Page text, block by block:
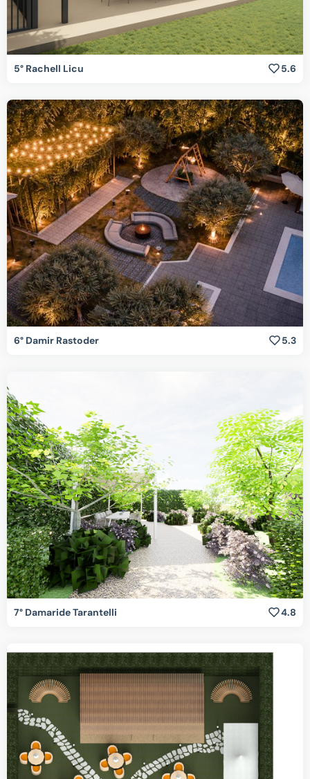
5° Rachell Licu 5.6
6° Damir Rastoder 5.3
7° Damaride Tarantelli 4.8